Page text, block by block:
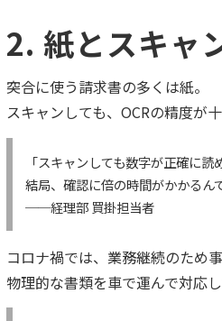
2. 紙とスキャ
突合に使う請求書の多くは紙。
スキャンしても、OCRの精度が
「スキャンしても数字が正確に読
結局、確認に倍の時間がかかるん
──経理部 買掛担当者
コロナ禍では、業務継続のため
物理的な書類を車で運んで対応